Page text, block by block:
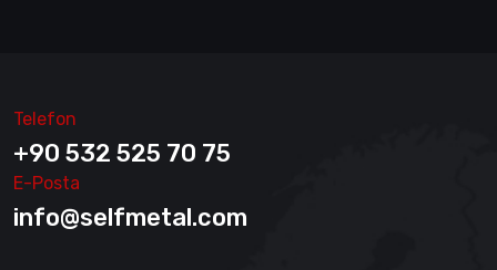
Telefon
+90 532 525 70 75
E-Posta
info@selfmetal.com